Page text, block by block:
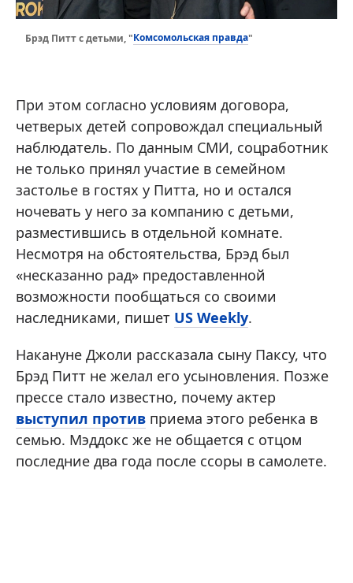
Брэд Питт с детьми, "Комсомольская правда"
При этом согласно условиям договора,
четверых детей сопровождал специальный
наблюдатель. По данным СМИ, соцработник
не только принял участие в семейном
застолье в гостях у Питта, но и остался
ночевать у него за компанию с детьми,
разместившись в отдельной комнате.
Несмотря на обстоятельства, Брэд был
«несказанно рад» предоставленной
возможности пообщаться со своими
наследниками, пишет US Weekly.
Накануне Джоли рассказала сыну Паксу, что
Брэд Питт не желал его усыновления. Позже
прессе стало известно, почему актер
выступил против приема этого ребенка в
семью. Мэддокс же не общается с отцом
последние два года после ссоры в самолете.